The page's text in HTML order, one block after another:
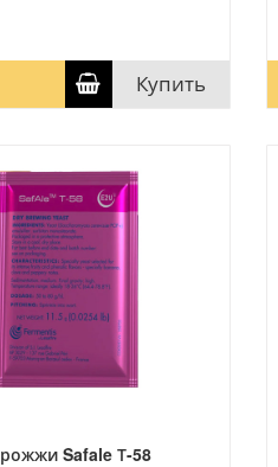
Купить
Safale Т-58